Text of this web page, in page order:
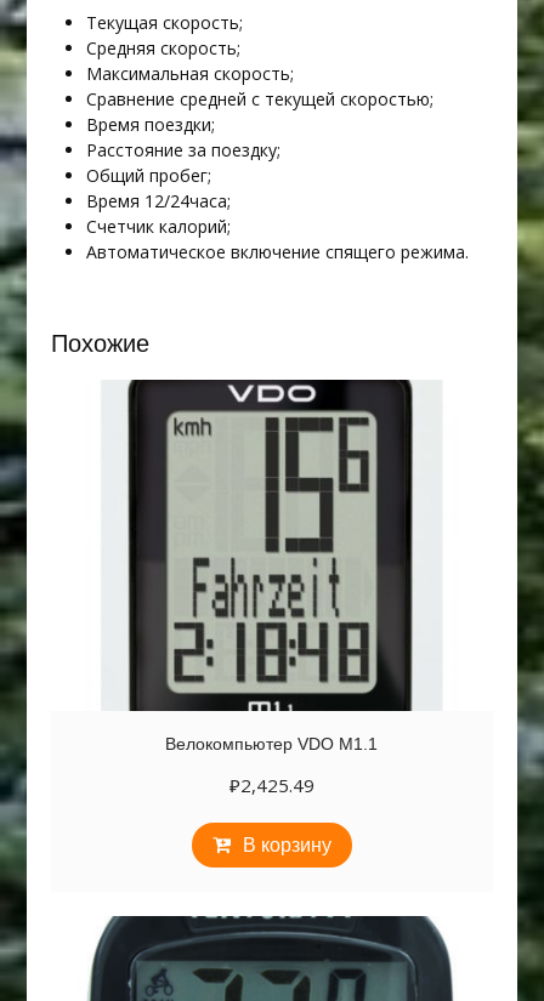
Текущая скорость;
Средняя скорость;
Максимальная скорость;
Сравнение средней с текущей скоростью;
Время поездки;
Расстояние за поездку;
Общий пробег;
Время 12/24часа;
Счетчик калорий;
Автоматическое включение спящего режима.
Похожие
Велокомпьютер VDO M1.1
₽2,425.49
В корзину